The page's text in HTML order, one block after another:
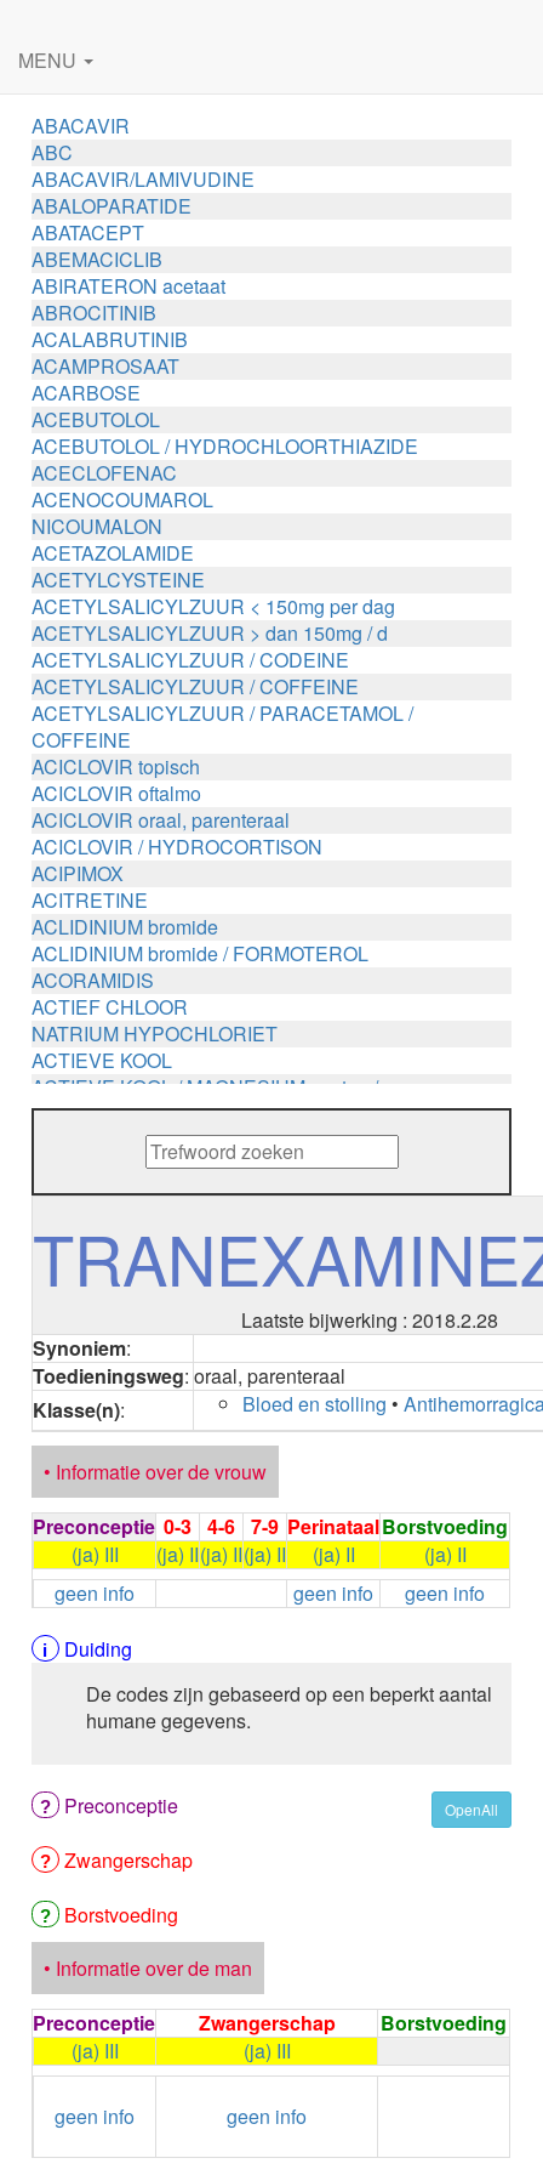
MENU
ABACAVIR
ABC
ABACAVIR/LAMIVUDINE
ABALOPARATIDE
ABATACEPT
ABEMACICLIB
ABIRATERON acetaat
ABROCITINIB
ACALABRUTINIB
ACAMPROSAAT
ACARBOSE
ACEBUTOLOL
ACEBUTOLOL / HYDROCHLOORTHIAZIDE
ACECLOFENAC
ACENOCOUMAROL
NICOUMALON
ACETAZOLAMIDE
ACETYLCYSTEINE
ACETYLSALICYLZUUR < 150mg per dag
ACETYLSALICYLZUUR > dan 150mg / d
ACETYLSALICYLZUUR / CODEINE
ACETYLSALICYLZUUR / COFFEINE
ACETYLSALICYLZUUR / PARACETAMOL /
COFFEINE
ACICLOVIR topisch
ACICLOVIR oftalmo
ACICLOVIR oraal, parenteraal
ACICLOVIR / HYDROCORTISON
ACIPIMOX
ACITRETINE
ACLIDINIUM bromide
ACLIDINIUM bromide / FORMOTEROL
ACORAMIDIS
ACTIEF CHLOOR
NATRIUM HYPOCHLORIET
ACTIEVE KOOL
ACTIEVE KOOL / MAGNESIUM zouten /
METHENAMINE
ADALIMUMAB
ADAPALEEN
ADAPALEEN / BENZOYLPEROXIDE
ADENOSINE
AESCINE
AFLIBERCEPT parenteraal
AFLIBERCEPT intravitreaal
AGALSIDASE alfa
AGALSIDASE bèta
AGOMELATINE
ALBIGLUTIDE
ALBUTREPENONACOG ALFA
Stollingsfactor IX; Factor IX
ALCOHOL
ETHANOL
ALEMTUZUMAB
ALENDRONAAT/VIT D3
ALENDRONAAT / VITAMINE D3 / CACO3
ALFUZOSINE
ALGELDRAAT / MAGNESIUM HYDROXYDE
ALGINAAT Na / Na BICARBONAAT / CALCIUM
CARBONAAT
ALGINEZUUR
ALGLUCOSIDASE alfa
ALIROCUMAB
ALITRETINOINE
ALIZAPRIDE
ALMOTRIPTAN
ALOGLIPTINE benzoaat
Laatste bijwerking : 2018.2.28
Synoniem:
Toedieningsweg: oraal, parenteraal
Klasse(n): Bloed en stolling •
• Informatie over de vrouw
Preconceptie 0-3 4-6 7-9 PerinataalBorstvoeding
(ja) III
(ja) II(ja) II(ja) II (ja) II
(ja) II
geen info
geen info
geen info
Duiding
De codes zijn gebaseerd op een beperkt aantal
humane gegevens.
OpenAll
Preconceptie
Zwangerschap
Borstvoeding
• Informatie over de man
Preconceptie
Zwangerschap
Borstvoeding
(ja) III
(ja) III
geen info geen info